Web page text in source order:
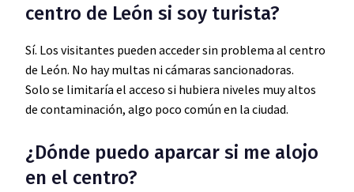
centro de León si soy turista?
Sí. Los visitantes pueden acceder sin problema al centro
de León. No hay multas ni cámaras sancionadoras.
Solo se limitaría el acceso si hubiera niveles muy altos
de contaminación, algo poco común en la ciudad.
¿Dónde puedo aparcar si me alojo
en el centro?